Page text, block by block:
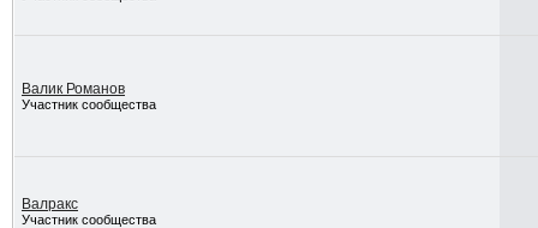
Валик Романов
Участник сообщества
Валракс
Участник сообщества